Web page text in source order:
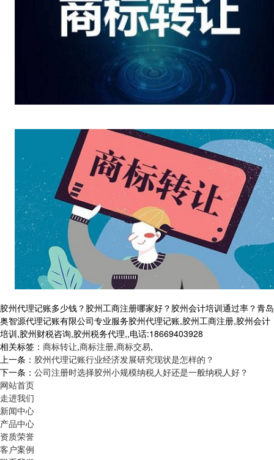
胶州代理记账多少钱？胶州工商注册哪家好？胶州会计培训通过率？青岛
奥智源代理记账有限公司专业服务胶州代理记账,胶州工商注册,胶州会计
培训,胶州财税咨询,胶州税务代理,,电话:18669403928
相关标签： 商标转让,商标注册,商标交易,
上一条： 胶州代理记账行业经济发展研究现状是怎样的？
下一条： 公司注册时选择胶州小规模纳税人好还是一般纳税人好？
网站首页
走进我们
新闻中心
产品中心
资质荣誉
客户案例